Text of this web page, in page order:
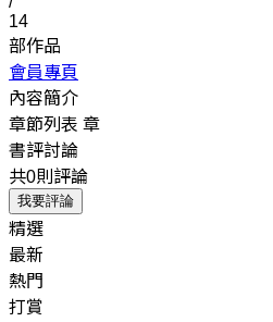
14
部作品
會員專頁
內容簡介
章節列表 章
書評討論
共0則評論
我要評論
精選
最新
熱門
打賞